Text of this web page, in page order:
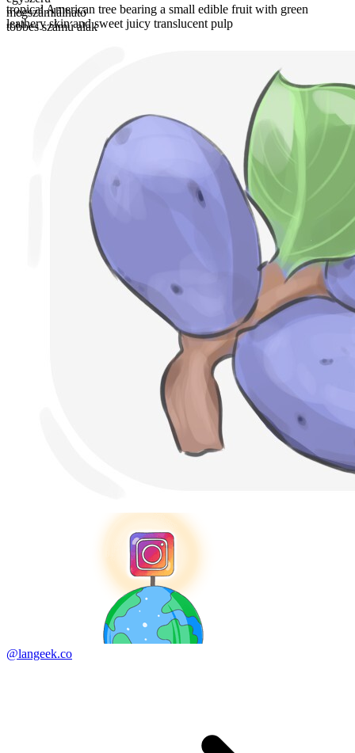
megszámlálható
többes számú alak
tropical American tree bearing a small edible fruit with green
leathery skin and sweet juicy translucent pulp
@langeek.co